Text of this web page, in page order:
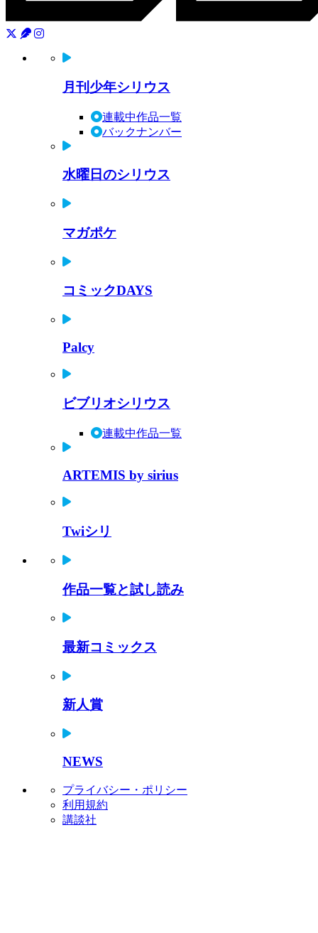
月刊少年シリウス
連載中作品一覧
バックナンバー
水曜日のシリウス
マガポケ
コミックDAYS
Palcy
ビブリオシリウス
連載中作品一覧
ARTEMIS by sirius
Twiシリ
作品一覧と試し読み
最新コミックス
新人賞
NEWS
プライバシー・ポリシー
利用規約
講談社